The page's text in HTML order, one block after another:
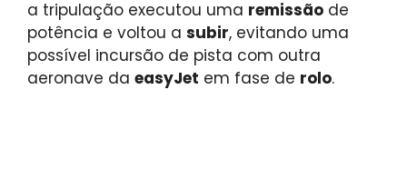
a tripulação executou uma remissão de
potência e voltou a subir, evitando uma
possível incursão de pista com outra
aeronave da easyJet em fase de rolo.